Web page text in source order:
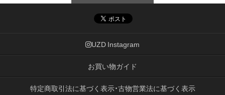
UZD Instagram
お買い物ガイド
特定商取引法に基づく表示・古物営業法に基づく表示